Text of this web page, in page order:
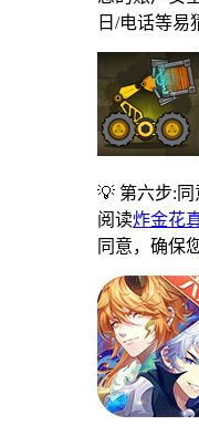
日/电话等易
💡 第六步:
阅读炸金花
同意，确保